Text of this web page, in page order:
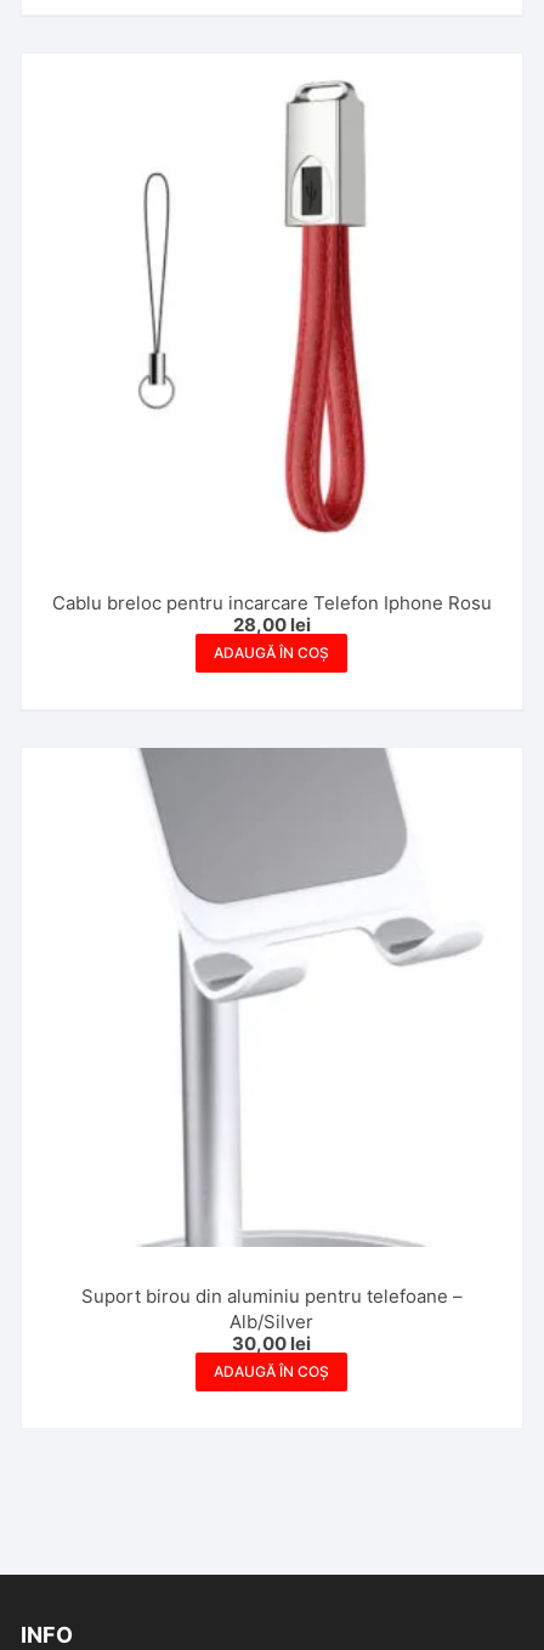
Cablu breloc pentru incarcare Telefon Iphone Rosu
28,00 lei
ADAUGĂ ÎN COȘ
Suport birou din aluminiu pentru telefoane –
Alb/Silver
30,00 lei
ADAUGĂ ÎN COȘ
INFO